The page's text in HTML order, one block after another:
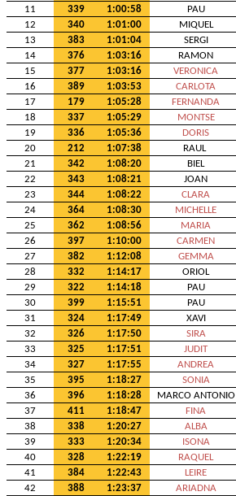
11
339 1:00:58 PAU
12
340 1:01:00 MIQUEL
13
383 1:01:04 SERGI
14
376 1:03:16 RAMON
15
377 1:03:16 VERONICA
16
389 1:03:53 CARLOTA
17
179 1:05:28 FERNANDA
18
337 1:05:29 MONTSE
19
336 1:05:36 DORIS
20
212 1:07:38 RAUL
21
342 1:08:20 BIEL
22
343 1:08:21 JOAN
23
344 1:08:22 CLARA
24
364 1:08:30 MICHELLE
25
362 1:08:56 MARIA
26
397 1:10:00 CARMEN
27
382 1:12:08 GEMMA
28
332 1:14:17 ORIOL
29
322 1:14:18 PAU
30
399 1:15:51 PAU
31
324 1:17:49 XAVI
32
326 1:17:50 SIRA
33
325 1:17:51 JUDIT
34
327 1:17:55 ANDREA
35
395 1:18:27 SONIA
36
396 1:18:28 MARCO ANTONIO
37
411 1:18:47 FINA
38
338 1:20:27 ALBA
39
333 1:20:34 ISONA
40
328 1:22:19 RAQUEL
41
384 1:22:43 LEIRE
42
388 1:23:37 ARIADNA